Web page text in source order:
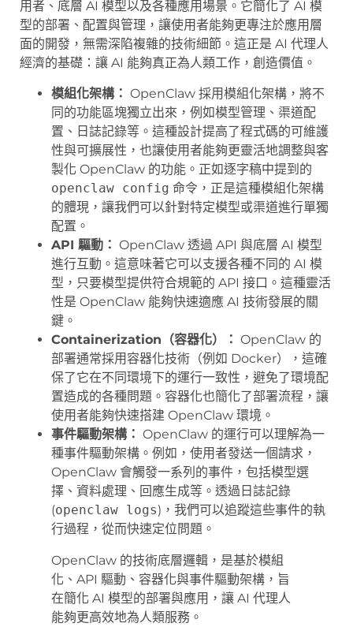
用者、底層 AI 模型以及各種應用場景。它簡化了 AI 模
型的部署、配置與管理，讓使用者能夠更專注於應用層
面的開發，無需深陷複雜的技術細節。這正是 AI 代理人
經濟的基礎：讓 AI 能夠真正為人類工作，創造價值。
模組化架構： OpenClaw 採用模組化架構，將不
同的功能區塊獨立出來，例如模型管理、渠道配
置、日誌記錄等。這種設計提高了程式碼的可維護
性與可擴展性，也讓使用者能夠更靈活地調整與客
製化 OpenClaw 的功能。正如逐字稿中提到的
openclaw config 命令，正是這種模組化架構
的體現，讓我們可以針對特定模型或渠道進行單獨
配置。
API 驅動： OpenClaw 透過 API 與底層 AI 模型
進行互動。這意味著它可以支援各種不同的 AI 模
型，只要模型提供符合規範的 API 接口。這種靈活
性是 OpenClaw 能夠快速適應 AI 技術發展的關
鍵。
Containerization（容器化）： OpenClaw 的
部署通常採用容器化技術（例如 Docker），這確
保了它在不同環境下的運行一致性，避免了環境配
置造成的各種問題。容器化也簡化了部署流程，讓
使用者能夠快速搭建 OpenClaw 環境。
事件驅動架構： OpenClaw 的運行可以理解為一
種事件驅動架構。例如，使用者發送一個請求，
OpenClaw 會觸發一系列的事件，包括模型選
擇、資料處理、回應生成等。透過日誌記錄
(openclaw logs)，我們可以追蹤這些事件的執
行過程，從而快速定位問題。
OpenClaw 的技術底層邏輯，是基於模組
化、API 驅動、容器化與事件驅動架構，旨
在簡化 AI 模型的部署與應用，讓 AI 代理人
能夠更高效地為人類服務。